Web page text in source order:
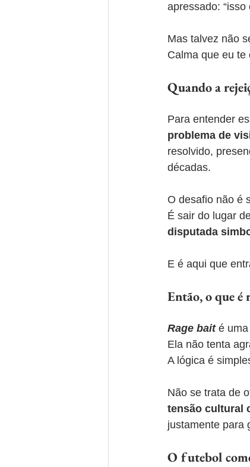
apressado: “isso
Mas talvez não
Calma que eu te
Quando a
Para entender
problema de
resolvido,
décadas.
O desafio não é
É sair do lugar
disputada
E é aqui que
Então, o que é
Rage bait é uma
Ela não tenta
A lógica é
Não se trata de
tensão cultural
justamente para
O futebol